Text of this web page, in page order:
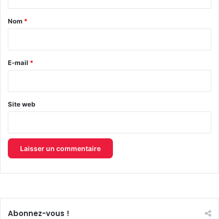
a
e
Nom *
E-mail *
Site web
Abonnez-vous !